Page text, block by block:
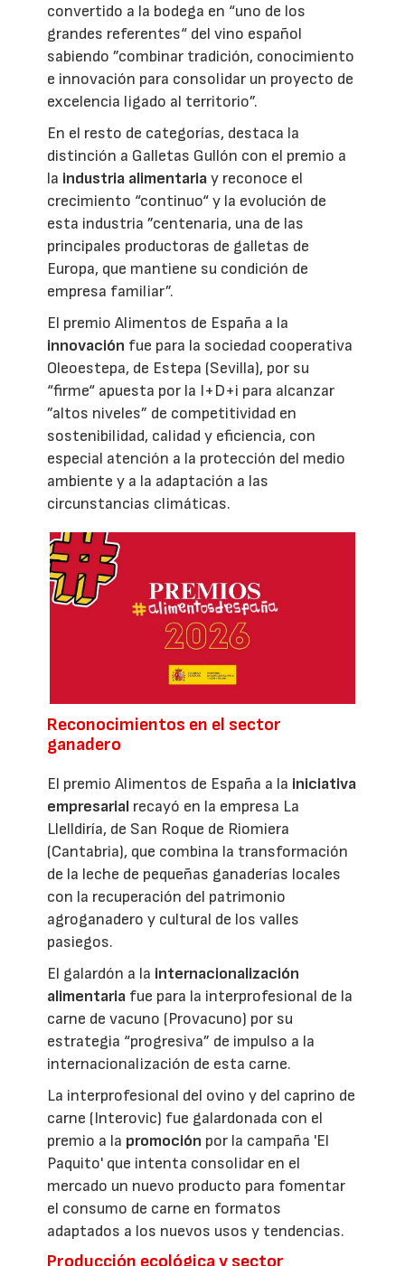
convertido a la bodega en “uno de los
grandes referentes“ del vino español
sabiendo ”combinar tradición, conocimiento
e innovación para consolidar un proyecto de
excelencia ligado al territorio”.
En el resto de categorías, destaca la
distinción a Galletas Gullón con el premio a
la industria alimentariay reconoce el
crecimiento “continuo“ y la evolución de
esta industria ”centenaria, una de las
principales productoras de galletas de
Europa, que mantiene su condición de
empresa familiar”.
El premio Alimentos de España a la
innovación fue para la sociedad cooperativa
Oleoestepa, de Estepa (Sevilla), por su
“firme“ apuesta por la I+D+i para alcanzar
”altos niveles” de competitividad en
sostenibilidad, calidad y eficiencia, con
especial atención a la protección del medio
ambiente y a la adaptación a las
circunstancias climáticas.
Reconocimientos en el sector
ganadero
El premio Alimentos de España a la iniciativa
empresarial recayó en la empresa La
Llelldiría, de San Roque de Riomiera
(Cantabria), que combina la transformación
de la leche de pequeñas ganaderías locales
con la recuperación del patrimonio
agroganadero y cultural de los valles
pasiegos.
El galardón a la internacionalización
alimentaria fue para la interprofesional de la
carne de vacuno (Provacuno) por su
estrategia “progresiva” de impulso a la
internacionalización de esta carne.
La interprofesional del ovino y del caprino de
carne (Interovic) fue galardonada con el
premio a la promoción por la campaña 'El
Paquito' que intenta consolidar en el
mercado un nuevo producto para fomentar
el consumo de carne en formatos
adaptados a los nuevos usos y tendencias.
Producción ecológica y sector